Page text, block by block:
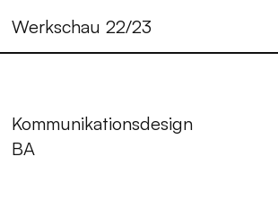
Werkschau 22/23
Kommunikationsdesign
BA